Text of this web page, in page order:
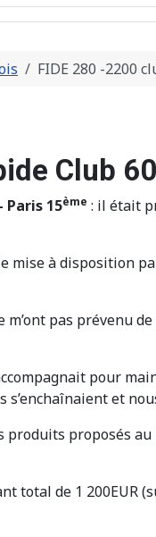
FIDE 280 -2200
Club
Paris 15ème : il était
mise à disposition
m’ont pas prévenu
pour
et
proposés
total de 1 200EUR